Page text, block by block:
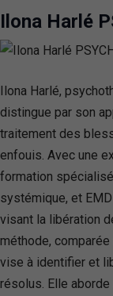
Ilona Harlé
Ilona Harlé,
distingue par son
traitement des
enfouis. Avec une
formation
systémique, et
visant la libération
méthode,
vise à identifier et
résolus. Elle